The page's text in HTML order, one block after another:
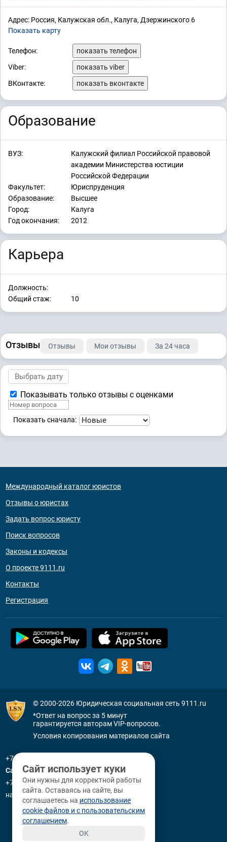
Адрес: Россия, Калужская обл., Калуга, Дзержинского 6
Показать карту
Телефон:
показать телефон
Viber:
показать viber
ВКонтакте:
показать вконтакте
Образование
ВУЗ:
Калужский филиал Российской правовой
академии Министерства юстиции
Российской Федерации
Факультет:
Юриспруденция
Образование:
Высшее
Город:
Калуга
Год окончания:
2012
Карьера
Должность:
Общий стаж:
10
Отзывы Отзывы Мои отзывы За 24 часа
Показывать только отзывы с оценками
Показать сначала:
Международный каталог юристов
Отзывы о юристах
Задать вопрос юристу
Поиск вопросов
Законы и кодексы
О проекте 9111.ru
Контакты
Регистрация
© 2000-2026 Юридическая социальная сеть 9111.ru
*Ответ на вопрос за 5 минут
гарантируется авторам VIP-вопросов.
Условия копирования материалов сайта
+7 (800) 505-91-11
Санкт-Петербург
+7 (812) 336-92-64
наб. р. Фонтанки, д. 59
Сайт использует куки
Они нужны для корректной работы
сайта. Оставаясь на сайте, вы
соглашаетесь на использование
cookie файлов и с пользовательским
соглашением.
OK